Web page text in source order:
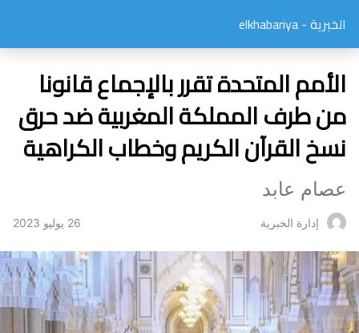
الخبرية - elkhabariya
الأمم المتحدة تقرر بالإجماع قانونا
من طرف المملكة المغربية ضد حرق
نسخ القرآن الكريم وخطاب الكراهية
عصام عابد
إدارة الخبرية 26 يوليو 2023